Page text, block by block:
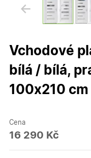
Vchodové
bílá / bílá,
100x210 cm
Cena
16 290 Kč